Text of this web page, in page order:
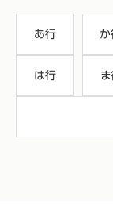
あ行 か
は行